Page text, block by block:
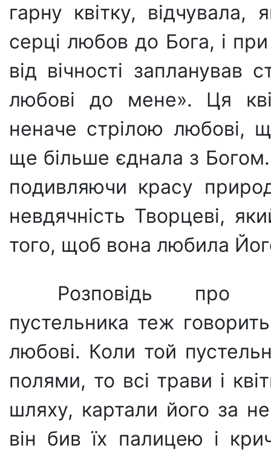
гарну квітку,
серці любов до Бога, і
від віч­ності запланував
любові до мене». Ця
неначе стрілою любові,
ще більше єднала з
подивляючи красу
невдяч­ність Творцеві,
того, щоб вона любила
Розповідь про
пустельника теж
любові. Коли той
по­лями, то всі трави і
шляху, картали його за
він бив їх палицею і